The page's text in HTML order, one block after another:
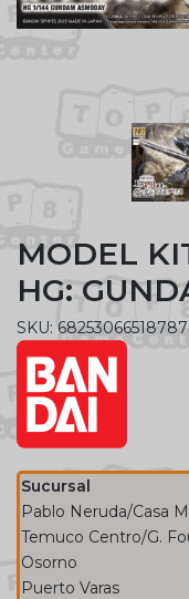
MODEL
HG:
SKU: 68253066518787
Sucursal
Pablo Neruda/Casa
Temuco Centro/G.
Osorno
Puerto Varas